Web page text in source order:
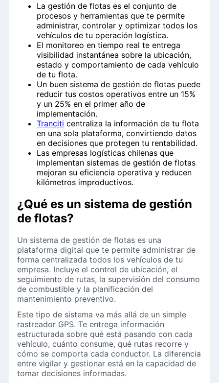
La gestión de flotas es el conjunto de
procesos y herramientas que te permite
administrar, controlar y optimizar todos los
vehículos de tu operación logística.
El monitoreo en tiempo real te entrega
visibilidad instantánea sobre la ubicación,
estado y comportamiento de cada vehículo
de tu flota.
Un buen sistema de gestión de flotas puede
reducir tus costos operativos entre un 15%
y un 25% en el primer año de
implementación.
Tranciti centraliza la información de tu flota
en una sola plataforma, convirtiendo datos
en decisiones que protegen tu rentabilidad.
Las empresas logísticas chilenas que
implementan sistemas de gestión de flotas
mejoran su eficiencia operativa y reducen
kilómetros improductivos.
¿Qué es un sistema de gestión
de flotas?
Un sistema de gestión de flotas es una
plataforma digital que te permite administrar de
forma centralizada todos los vehículos de tu
empresa. Incluye el control de ubicación, el
seguimiento de rutas, la supervisión del consumo
de combustible y la planificación del
mantenimiento preventivo.
Este tipo de sistema va más allá de un simple
rastreador GPS. Te entrega información
estructurada sobre qué está pasando con cada
vehículo, cuánto consume, qué rutas recorre y
cómo se comporta cada conductor. La diferencia
entre vigilar y gestionar está en la capacidad de
tomar decisiones informadas.